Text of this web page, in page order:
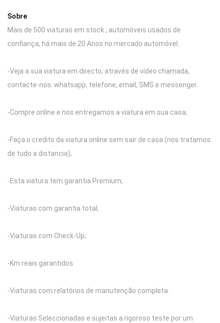
Sobre
Mais de 500 viaturas em stock , automóveis usados de
confiança, há mais de 20 Anos no mercado automóvel .
-Veja a sua viatura em directo, através de vídeo chamada,
contacte-nos. whatsapp, telefone, email, SMS e messenger.
-Compre online e nos entregamos a viatura em sua casa;
-Faça o credito da viatura online sem sair de casa (nos tratamos
de tudo a distancia);
-Esta viatura tem garantia Premium;
-Viaturas com garantia total;
-Viaturas com Check-Up;
-Km reais garantidos
-Viaturas com relatórios de manutenção completa.
-Viaturas Seleccionadas e sujeitas a rigoroso teste por um